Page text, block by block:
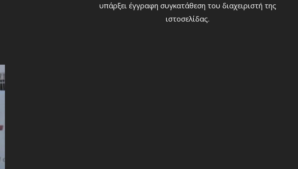
υπάρξει έγγραφη συγκατάθεση του διαχειριστή της
ιστοσελίδας.